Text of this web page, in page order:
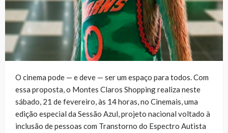
O cinema pode — e deve — ser um espaço para todos. Com
essa proposta, o Montes Claros Shopping realiza neste
sábado, 21 de fevereiro, às 14 horas, no Cinemais, uma
edição especial da Sessão Azul, projeto nacional voltado à
inclusão de pessoas com Transtorno do Espectro Autista